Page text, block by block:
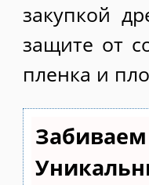
закупкой
защите от
пленка и